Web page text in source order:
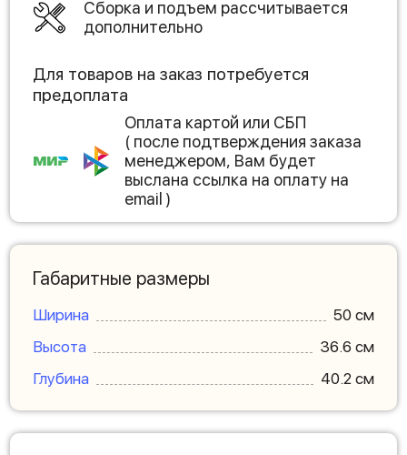
Сборка и подъем рассчитывается
дополнительно
Для товаров на заказ потребуется
предоплата
Оплата картой или СБП
( после подтверждения заказа
менеджером, Вам будет
выслана ссылка на оплату на
email )
Габаритные размеры
Ширина
50 см
Высота
36.6 см
Глубина
40.2 см